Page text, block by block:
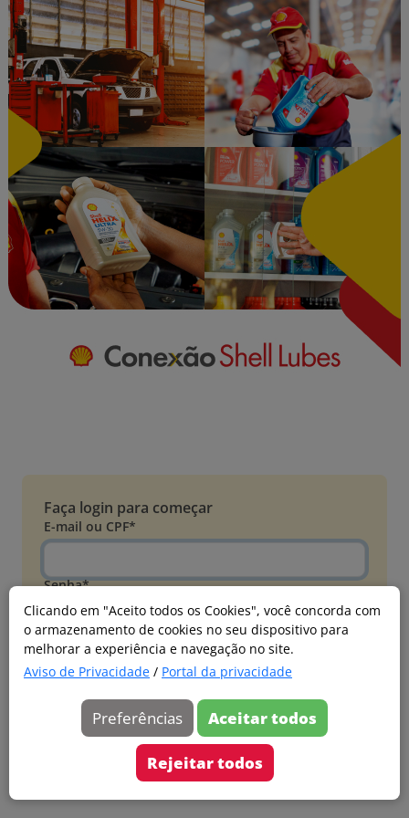
Clicando em "Aceito todos os Cookies", você concorda com
o armazenamento de cookies no seu dispositivo para
melhorar a experiência e navegação no site.
Aviso de Privacidade / Portal da privacidade
Preferências Aceitar todos
Rejeitar todos
Faça login para começar
E-mail ou CPF*
Senha*
Esqueci minha senha
Entrar
Acessar com Microsoft
Ainda não faz parte?
Cadastre-se
Versão 20260805.7